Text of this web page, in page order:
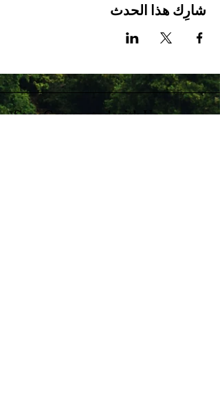
شارِك هذا الحدث
Stay Connected with Us